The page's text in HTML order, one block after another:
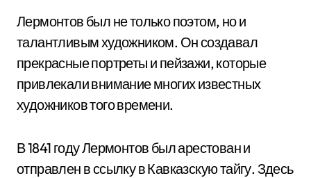
Лермонтов был не только поэтом, но и
талантливым художником. Он создавал
прекрасные портреты и пейзажи, которые
привлекали внимание многих известных
художников того времени.
В 1841 году Лермонтов был арестован и
отправлен в ссылку в Кавказскую тайгу. Здесь